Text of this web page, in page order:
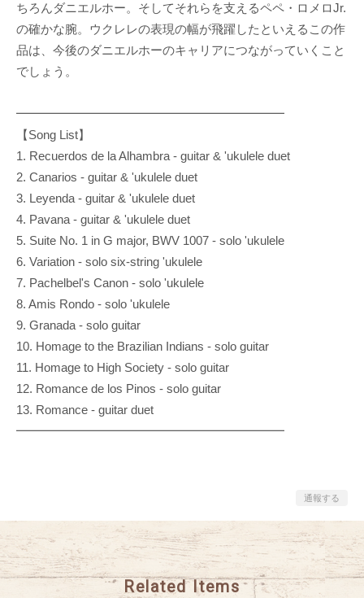
ちろんダニエルホー。そしてそれらを支えるペペ・ロメロJr.
の確かな腕。ウクレレの表現の幅が飛躍したといえるこの作
品は、今後のダニエルホーのキャリアにつながっていくこと
でしょう。
━━━━━━━━━━━━━━━━━━━━━━
【Song List】
1. Recuerdos de la Alhambra - guitar & 'ukulele duet
2. Canarios - guitar & 'ukulele duet
3. Leyenda - guitar & 'ukulele duet
4. Pavana - guitar & 'ukulele duet
5. Suite No. 1 in G major, BWV 1007 - solo 'ukulele
6. Variation - solo six-string 'ukulele
7. Pachelbel's Canon - solo 'ukulele
8. Amis Rondo - solo 'ukulele
9. Granada - solo guitar
10. Homage to the Brazilian Indians - solo guitar
11. Homage to High Society - solo guitar
12. Romance de los Pinos - solo guitar
13. Romance - guitar duet
━━━━━━━━━━━━━━━━━━━━━━
通報する
Related Items